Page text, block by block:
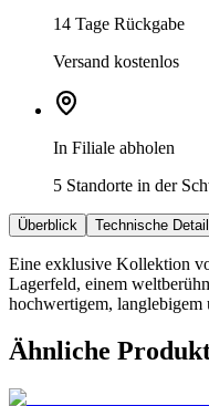
14 Tage Rückgabe
Versand kostenlos
In Filiale abholen
5 Standorte in der
Überblick Technische
Eine exklusive Kollektion
Lagerfeld, einem
hochwertigem, langlebigem
Ähnliche